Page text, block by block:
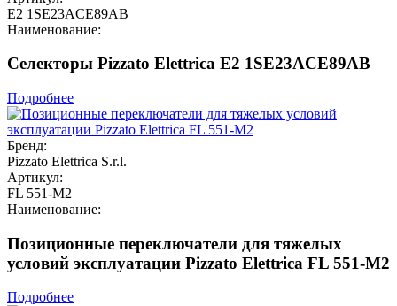
E2 1SE23ACE89AB
Наименование:
Селекторы Pizzato Elettrica E2 1SE23ACE89AB
Подробнее
Бренд:
Pizzato Elettrica S.r.l.
Артикул:
FL 551-M2
Наименование:
Позиционные переключатели для тяжелых
условий эксплуатации Pizzato Elettrica FL 551-M2
Подробнее